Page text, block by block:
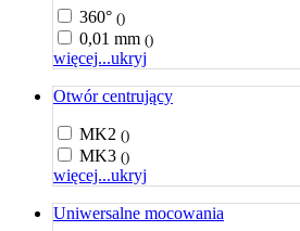
360° ()
0,01 mm ()
więcej...ukryj
Otwór centrujący
MK2 ()
MK3 ()
więcej...ukryj
Uniwersalne mocowania